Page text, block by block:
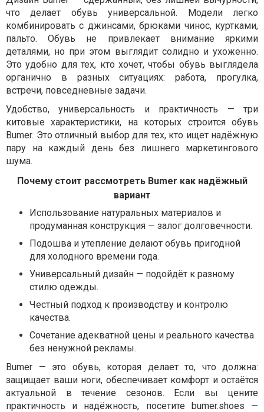
что делает обувь универсальной. Модели легко
комбинировать с джинсами, брюками чинос, куртками,
пальто. Обувь не привлекает внимание яркими
деталями, но при этом выглядит солидно и ухоженно.
Это удобно для тех, кто хочет, чтобы обувь выглядела
органично в разных ситуациях: работа, прогулка,
встречи, повседневные задачи.
Удобство, универсальность и практичность — три
китовые характеристики, на которых строится обувь
Bumer. Это отличный выбор для тех, кто ищет надёжную
пару на каждый день без лишнего маркетингового
шума.
Почему стоит рассмотреть Bumer как надёжный
вариант
Использование натуральных материалов и
продуманная конструкция — залог долговечности.
Подошва и утепление делают обувь пригодной
для холодного времени года.
Универсальный дизайн — подойдёт к разному
стилю одежды.
Честный подход к производству и контролю
качества.
Сочетание адекватной цены и реального качества
без ненужной рекламы.
Bumer — это обувь, которая делает то, что должна:
защищает ваши ноги, обеспечивает комфорт и остаётся
актуальной в течение сезонов. Если вы цените
практичность и надёжность, посетите bumer.shoes —